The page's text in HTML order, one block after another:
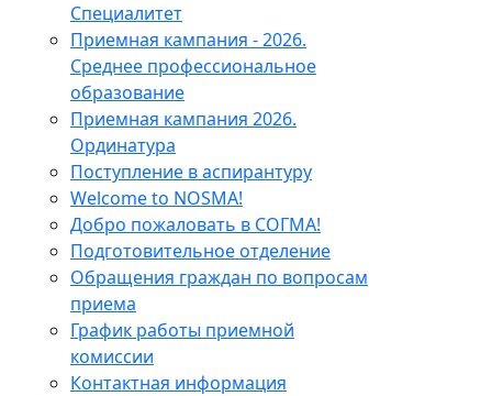
Специалитет
Приемная кампания - 2026.
Среднее профессиональное
образование
Приемная кампания 2026.
Ординатура
Поступление в аспирантуру
Welcome to NOSMA!
Добро пожаловать в СОГМА!
Подготовительное отделение
Обращения граждан по вопросам
приема
График работы приемной
комиссии
Контактная информация